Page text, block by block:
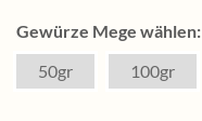
Gewürze Mege wählen:
50gr
100gr